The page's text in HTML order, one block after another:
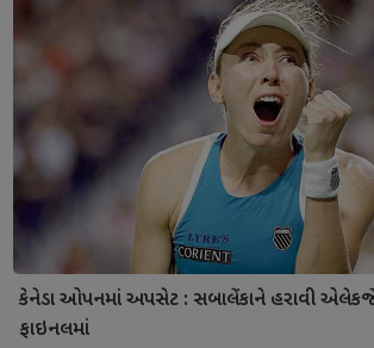
કેનેડા ઓપનમાં અપસેટ : સબાલેંકાને હરાવી
ફાઇનલમાં